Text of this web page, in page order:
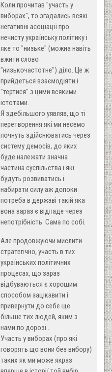
Коли прочитав "участь у
виборах", то згадались всякі
негативні асоціації про
нечисту українську політику і
яке то "низьке" (можна навіть
вжити слово
"низькочастотне") діло. Це ж
прийдеться взаємодіяти і
"тертися" з цими всякими...
істотами.
Я здебільшого уявляв, що ті
перетворення які ми несемо
почнуть здійснюватись через
систему демосів, до яких
буде належати значна
частина суспільства і які
будуть розвиватись і
набирати силу аж допоки
потреба в державі такій яка
вона зараз є відпаде через
непотрібність. Сама по собі.
Але продовжуючи мислити
стратегічно, участь в тих
українських політичних
процесах, що зараз
відбуваються є хорошим
способом зацікавити і
привернути до себе ще
більше тих людей, яким з
нами по дорозі...
Участь у виборах (про які
говорять що вони без вибору)
таких як ми може якраз